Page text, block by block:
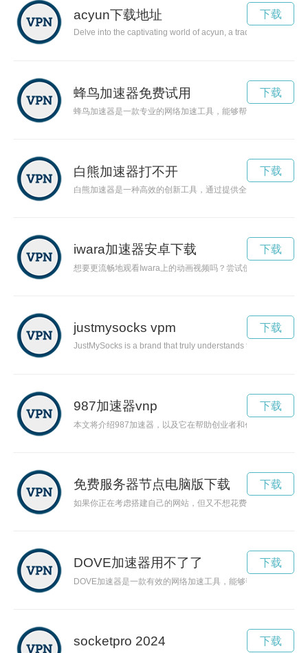
acyun下载地址
Delve into the captivating world of acyun, a traditional art
下载
蜂鸟加速器免费试用
蜂鸟加速器是一款专业的网络加速工具，能够帮助用户实现极
下载
白熊加速器打不开
白熊加速器是一种高效的创新工具，通过提供全方位的支持和
下载
iwara加速器安卓下载
想要更流畅地观看Iwara上的动画视频吗？尝试使用加速器，让
下载
justmysocks vpm
JustMySocks is a brand that truly understands the art of
下载
987加速器vnp
本文将介绍987加速器，以及它在帮助创业者和创新项目加速
下载
免费服务器节点电脑版下载
如果你正在考虑搭建自己的网站，但又不想花费巨额的资金，
下载
DOVE加速器用不了了
DOVE加速器是一款有效的网络加速工具，能够帮助用户快速
下载
socketpro 2024 下载